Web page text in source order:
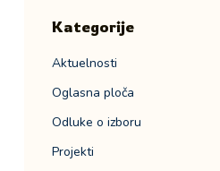
Kategorije
Aktuelnosti
Oglasna ploča
Odluke o izboru
Projekti